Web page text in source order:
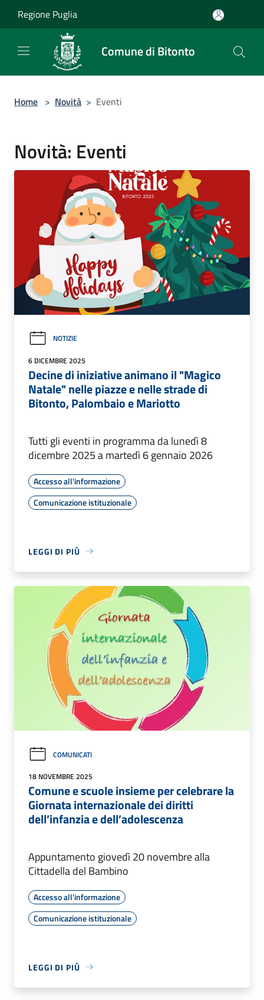
Regione Puglia
Comune di Bitonto
Home > Novità > Eventi
Novità: Eventi
NOTIZIE
6 DICEMBRE 2025
Decine di iniziative animano il "Magico
Natale" nelle piazze e nelle strade di
Bitonto, Palombaio e Mariotto
Tutti gli eventi in programma da lunedì 8
dicembre 2025 a martedì 6 gennaio 2026
Accesso all'informazione
Comunicazione istituzionale
LEGGI DI PIÙ
COMUNICATI
18 NOVEMBRE 2025
Comune e scuole insieme per celebrare la
Giornata internazionale dei diritti
dell’infanzia e dell’adolescenza
Appuntamento giovedì 20 novembre alla
Cittadella del Bambino
Accesso all'informazione
Comunicazione istituzionale
LEGGI DI PIÙ